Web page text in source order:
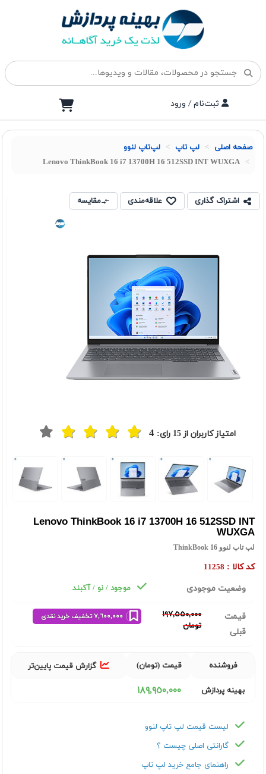
ثبت‌نام / ورود
صفحه اصلی لپ تاپ لپ‌تاپ لنوو
Lenovo ThinkBook 16 i7 13700H 16 512SSD INT WUXGA
اشتراک گذاری علاقه‌مندی مقایسه
امتیاز کاربران از15 رای: 4
Lenovo ThinkBook 16 i7 13700H 16 512SSD INT
WUXGA
لپ تاپ لنوو ThinkBook 16
کد کالا : 11258
وضعیت موجودی موجود / نو / آکبند
قیمت
قبلی
١٩٧,٥٥٠,٠٠٠
تومان
فروشنده قیمت (تومان) گزارش قیمت پایین‌تر
بهینه پردازش ١٨٩,٩٥٠,٠٠٠
لیست قیمت لپ تاپ لنوو
گارانتی اصلی چیست ؟
راهنمای جامع خرید لپ تاپ